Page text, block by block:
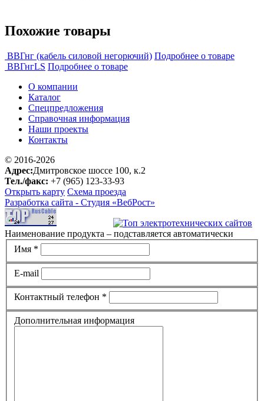
Похожие товары
ВВГнг (кабель силовой негорючий) Подробнее о товаре
ВВГнгLS Подробнее о товаре
О компании
Каталог
Спецпредложения
Справочная информация
Наши проекты
Контакты
© 2016-2026
Адрес:Дмитровское шоссе 100, к.2
Тел./факс: +7 (965) 123-33-93
Открыть карту Схема проезда
Разработка сайта - Студия «ВебРост»
Наименование продукта – подставляется автоматически
Имя *
E-mail
Контактный телефон *
Дополнительная информация